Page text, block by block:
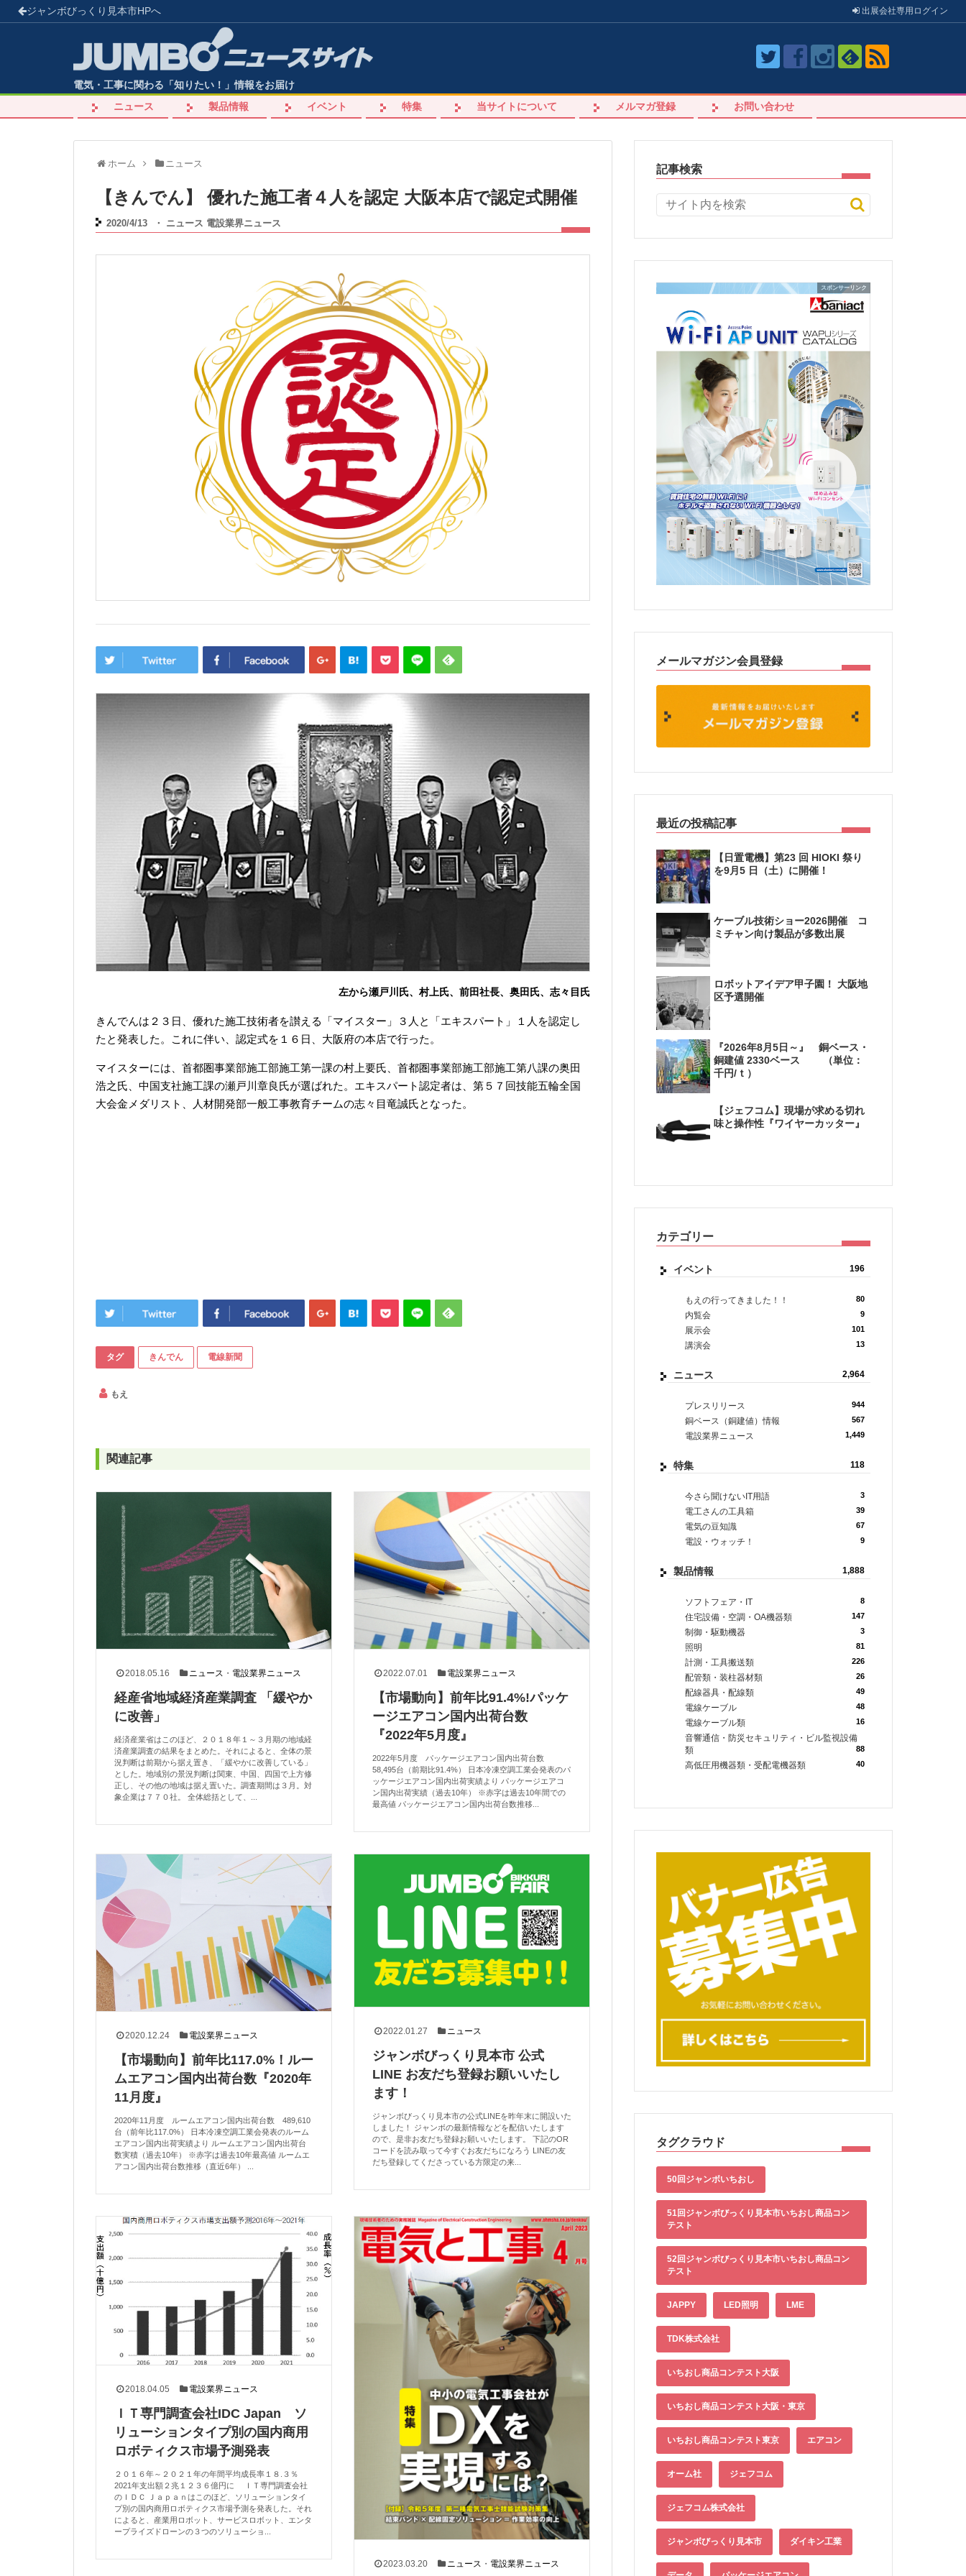
ジャンボびっくり見本市HPへ 出展会社専用 ログイン
電気・工事に関わる「知りたい！」情報をお届け
ニュース
製品情報 イベント 特集 当サイトについて メルマガ登録 お問い合わせ
ホーム ニュース
【きんでん】 優れた施工者４人を認定 大阪本店で認定式開催
2020/4/13 ・ ニュース 電設業界ニュース
左から瀬戸川氏、村上氏、前田社長、奥田氏、志々目氏
きんでんは２３日、優れた施工技術者を讃える「マイスター」３人と「エキスパート」１人を認定し
たと発表した。これに伴い、認定式を１６日、大阪府の本店で行った。
マイスターには、首都圏事業部施工部施工第一課の村上要氏、首都圏事業部施工部施工第八課の奥田
浩之氏、中国支社施工課の瀬戸川章良氏が選ばれた。エキスパート認定者は、第５７回技能五輪全国
大会金メダリスト、人材開発部一般工事教育チームの志々目竜誠氏となった。
タグ きんでん 電線新聞
もえ
関連記事
2018.05.16 ニュース ・ 電設業界ニュース
経産省地域経済産業調査 「緩やか
に改善」
経済産業省はこのほど、２０１８年１～３月期の地域経
済産業調査の結果をまとめた。それによると、全体の景
況判断は前期から据え置き、「緩やかに改善している」
とした。地域別の景況判断は関東、中国、四国で上方修
正し、その他の地域は据え置いた。調査期間は３月。対
象企業は７７０社。 全体総括として、...
2022.07.01 電設業界ニュース
【市場動向】前年比91.4%!パッケ
ージエアコン国内出荷台数
『2022年5月度』
2022年5月度 パッケージエアコン国内出荷台数
58,495台（前期比91.4%） 日本冷凍空調工業会発表のパ
ッケージエアコン国内出荷実績より パッケージエアコ
ン国内出荷実績（過去10年） ※赤字は過去10年間での
最高値 パッケージエアコン国内出荷台数推移...
2020.12.24 電設業界ニュース
【市場動向】前年比117.0%！ルー
ムエアコン国内出荷台数『2020年
11月度』
2020年11月度 ルームエアコン国内出荷台数 489,610
台（前年比117.0%） 日本冷凍空調工業会発表のルーム
エアコン国内出荷実績より ルームエアコン国内出荷台
数実積（過去10年） ※赤字は過去10年最高値 ルームエ
アコン国内出荷台数推移（直近6年） ...
2022.01.27 ニュース
ジャンボびっくり見本市 公式
LINE お友だち登録お願いいたし
ます！
ジャンボびっくり見本市の公式LINEを昨年末に開設いた
しました！ ジャンボの最新情報などを配信いたします
ので、是非お友だち登録お願いいたします。 下記のOR
コードを読み取って今すぐお友だちになろう LINEの友
だち登録してくださっている方限定の来...
2018.04.05 電設業界ニュース
ＩＴ専門調査会社IDC Japan ソ
リューションタイプ別の国内商用
ロボティクス市場予測発表
２０１６年～２０２１年の年間平均成長率１８.３％
2021年支出額２兆１２３６億円に ＩＴ専門調査会社
のＩＤＣ Ｊａｐａｎはこのほど、ソリューションタイ
プ別の国内商用ロボティクス市場予測を発表した。それ
によると、産業用ロボット、サービスロボット、エンタ
ープライズドローンの３つのソリューショ...
2023.03.20 ニュース ・ 電設業界ニュース
記事検索
メールマガジン会員登録
最近の投稿記事
【日置電機】第23 回 HIOKI 祭り
を9月5 日（土）に開催！
ケーブル技術ショー2026開催 コ
ミチャン向け製品が多数出展
ロボットアイデア甲子園！ 大阪地
区予選開催
『2026年8月5日～』 銅ベース・
銅建値 2330ベース （単位：
千円/ｔ）
【ジェフコム】現場が求める切れ
味と操作性『ワイヤーカッター』
カテゴリー
イベント 196
もえの行ってきました！！ 80
内覧会 9
展示会 101
講演会 13
ニュース 2,964
プレスリリース 944
銅ベース（銅建値）情報 567
電設業界ニュース 1,449
特集 118
今さら聞けないIT用語 3
電工さんの工具箱 39
電気の豆知識 67
電設・ウォッチ！ 9
製品情報 1,888
ソフトフェア・IT 8
住宅設備・空調・OA機器類 147
制御・駆動機器 3
照明 81
計測・工具搬送類 226
配管類・装柱器材類 26
配線器具・配線類 49
電線ケーブル 48
電線ケーブル類 16
音響通信・防災セキュリティ・ビル監視設備
類
88
高低圧用機器類・受配電機器類 40
タグクラウド
50回ジャンボいちおし
51回ジャンボびっくり見本市いちおし商品コン
テスト
52回ジャンボびっくり見本市いちおし商品コン
テスト
JAPPY LED照明 LME
TDK株式会社
いちおし商品コンテスト大阪
いちおし商品コンテスト大阪・東京
いちおし商品コンテスト東京 エアコン
オーム社 ジェフコム
ジェフコム株式会社
ジャンボびっくり見本市 ダイキン工業